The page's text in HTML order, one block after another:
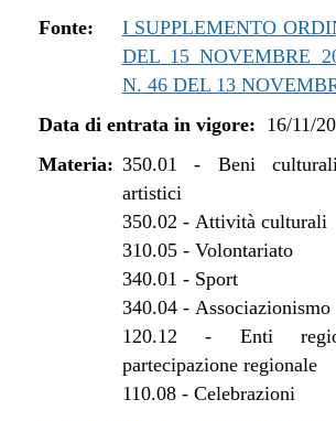
Fonte:
I SUPPLEMENTO
DEL 15 NOVEMBRE
N. 46 DEL 13
Data di entrata in vigore: 16/11/
Materia: 350.01 - Beni
artistici
350.02 - Attività culturali
310.05- Volontariato
340.01 - Sport
340.04- Associazionismo
120.12 - Enti
partecipazione regionale
110.08- Celebrazioni